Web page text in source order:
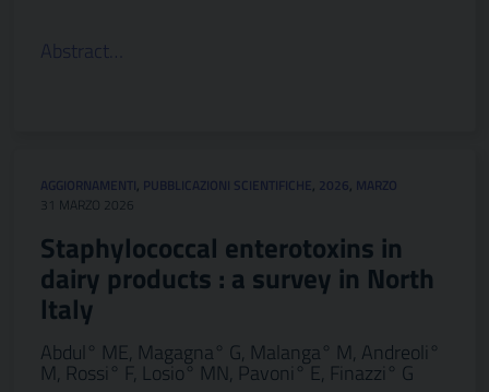
Abstract…
AGGIORNAMENTI, PUBBLICAZIONI SCIENTIFICHE, 2026, MARZO
31 MARZO 2026
Staphylococcal enterotoxins in
dairy products : a survey in North
ltaly
Abdul° ME, Magagna° G, Malanga° M, Andreoli°
M, Rossi° F, Losio° MN, Pavoni° E, Finazzi° G